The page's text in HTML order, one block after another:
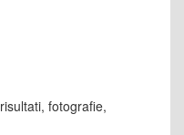
fotografie,